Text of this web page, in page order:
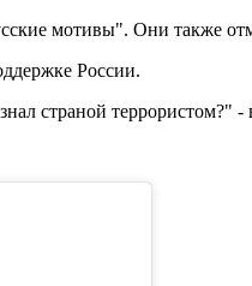
мотивы". Они также
России.
страной террористом?" -